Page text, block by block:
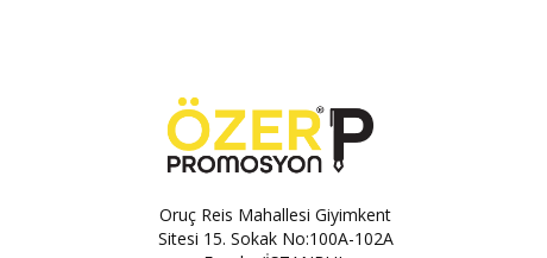
Oruç Reis Mahallesi Giyimkent
Sitesi 15. Sokak No:100A-102A